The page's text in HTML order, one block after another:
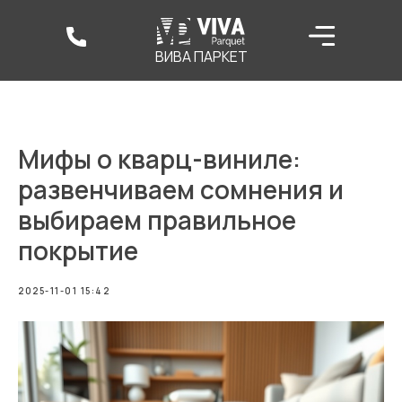
ВИВА ПАРКЕТ
Мифы о кварц-виниле:
развенчиваем сомнения и
выбираем правильное
покрытие
2025-11-01 15:42